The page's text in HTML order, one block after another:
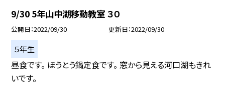
9/30 5年山中湖移動教室 ３０
公開日 2022/09/30 更新日 2022/09/30
５年生
昼食です。 ほうとう鍋定食です。 窓から見える河口湖もきれ
いです。